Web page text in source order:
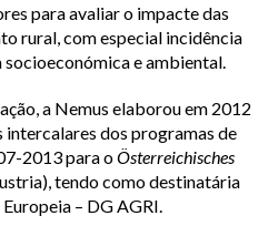
para avaliar o impacte das
rural, com especial incidência
socioeconómica e ambiental.
a Nemus elaborou em 2012
intercalares dos programas de
2013 para oÖsterreichisches
tendo como destinatária
– DG AGRI.